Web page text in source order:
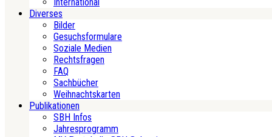
Diverses
Bilder
Gesuchsformulare
Soziale Medien
Rechtsfragen
FAQ
Sachbücher
Weihnachtskarten
Publikationen
SBH Infos
Jahresprogramm